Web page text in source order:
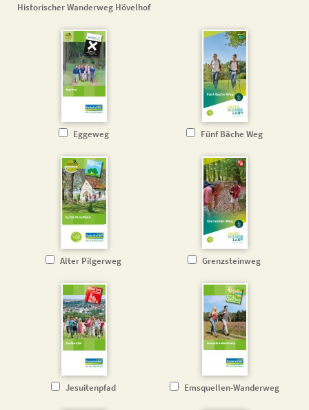
Historischer Wanderweg Hövelhof
Eggeweg Fünf Bäche Weg
Alter Pilgerweg Grenzsteinweg
Jesuitenpfad Emsquellen-Wanderweg